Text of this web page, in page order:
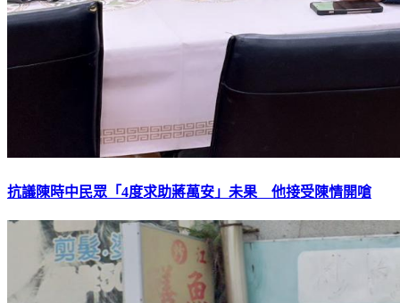
抗議陳時中民眾「4度求助蔣萬安」未果 他接受陳情開嗆